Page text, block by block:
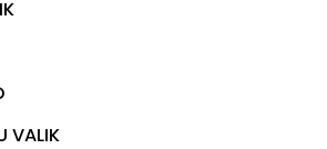
VALIK